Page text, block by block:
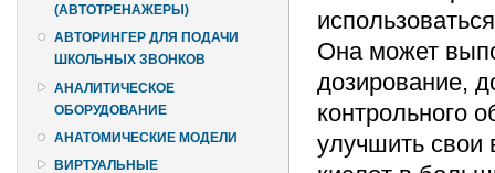
(АВТОТРЕНАЖЕРЫ)
АВТОРИНГЕР ДЛЯ ПОДАЧИ
ШКОЛЬНЫХ ЗВОНКОВ
АНАЛИТИЧЕСКОЕ
ОБОРУДОВАНИЕ
АНАТОМИЧЕСКИЕ МОДЕЛИ
ВИРТУАЛЬНЫЕ
Она может
дозирование,
контрольного
улучшить свои